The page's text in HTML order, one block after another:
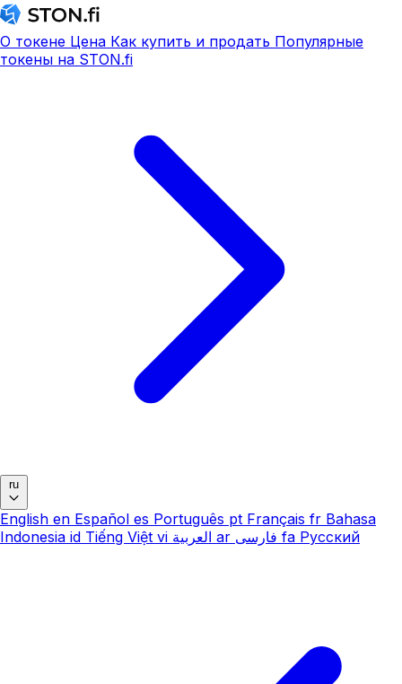
О токене Цена Как купить и продать Популярные
токены на STON.fi
ru
English en Español es Português pt Français fr Bahasa
Indonesia id Tiếng Việt vi العربية ar فارسی fa Русский